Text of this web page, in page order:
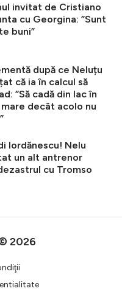
invitat de Cristiano
cu Georgina: ”Sunt
buni”
după ce Neluțu
că ia în calcul să
”Să cadă din lac în
decât acolo nu
Iordănescu! Nelu
un alt antrenor
cu Tromso
2026